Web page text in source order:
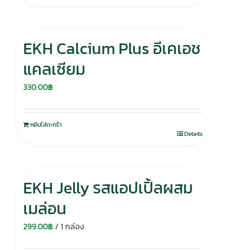
EKH Calcium Plus อีเคเอช
แคลเซียม
330.00฿
หยิบใส่ตะกร้า
Details
EKH Jelly รสแอปเปิ้ลผสม
เมล่อน
299.00฿/ 1 กล่อง